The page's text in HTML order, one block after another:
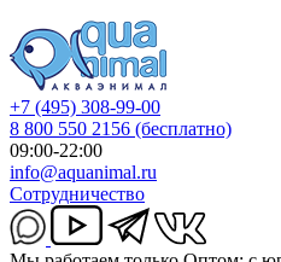
+7 (495) 308-99-00
8 800 550 2156 (бесплатно)
09:00-22:00
info@aquanimal.ru
Сотрудничество